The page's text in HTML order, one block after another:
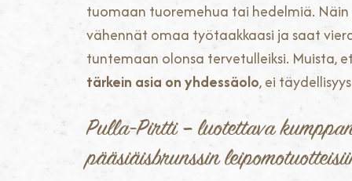
tuomaan tuoremehua tai hedelmiä. Näin
vähennät omaa työtaakkaasi ja saat
tuntemaan olonsa tervetulleiksi. Muista,
tärkein asia on yhdessäolo, ei
Pulla-Pirtti – luotettava
pääsiäisbrunssin